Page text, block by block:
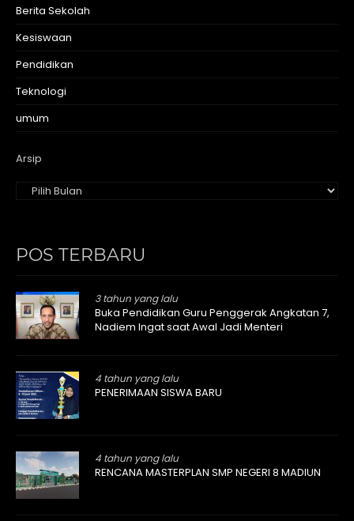
Berita Sekolah
Kesiswaan
Pendidikan
Teknologi
umum
Arsip
POS TERBARU
3 tahun yang lalu
Buka Pendidikan Guru Penggerak Angkatan 7,
Nadiem Ingat saat Awal Jadi Menteri
4 tahun yang lalu
PENERIMAAN SISWA BARU
4 tahun yang lalu
RENCANA MASTERPLAN SMP NEGERI 8 MADIUN